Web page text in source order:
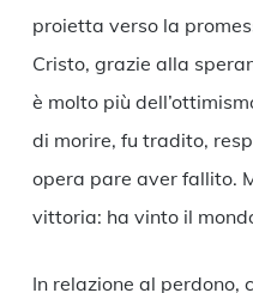
proietta verso la
Cristo, grazie alla
è molto più
di morire, fu tradito,
opera pare aver fallito.
vittoria: ha vinto il
In relazione al perdono,